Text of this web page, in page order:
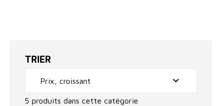
5 produits dans cette catégorie
TRIER
Prix, croissant 